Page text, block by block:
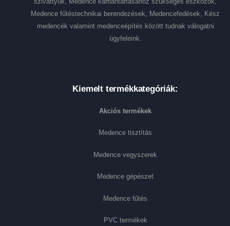
Medence fűtéstechnikai berendezések, Medencefedések, Kész
medencék valamint medenceépítés között tudnak válogatni
ügyfeleink.
Kiemelt termékkategóriák:
Akciós termékek
Medence tisztítás
Medence vegyszerek
Medence gépészet
Medence fűtés
PVC termékek